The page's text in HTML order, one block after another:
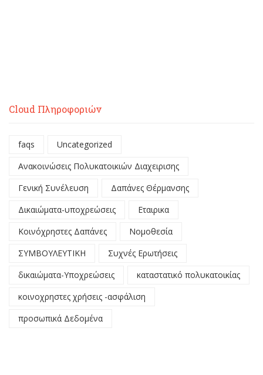
Cloud Πληροφοριών
faqs
Uncategorized
Ανακοινώσεις Πολυκατοικιών Διαχειρισης
Γενική Συνέλευση
Δαπάνες Θέρμανσης
Δικαιώματα-υποχρεώσεις
Εταιρικα
Κοινόχρηστες Δαπάνες
Νομοθεσία
ΣΥΜΒΟΥΛΕΥΤΙΚΗ
Συχνές Ερωτήσεις
δικαιώματα-Υποχρεώσεις
καταστατικό πολυκατοικίας
κοινοχρηστες χρήσεις -ασφάλιση
προσωπικά Δεδομένα